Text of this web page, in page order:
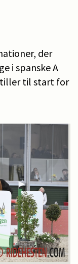
der
i spanske A
til start for